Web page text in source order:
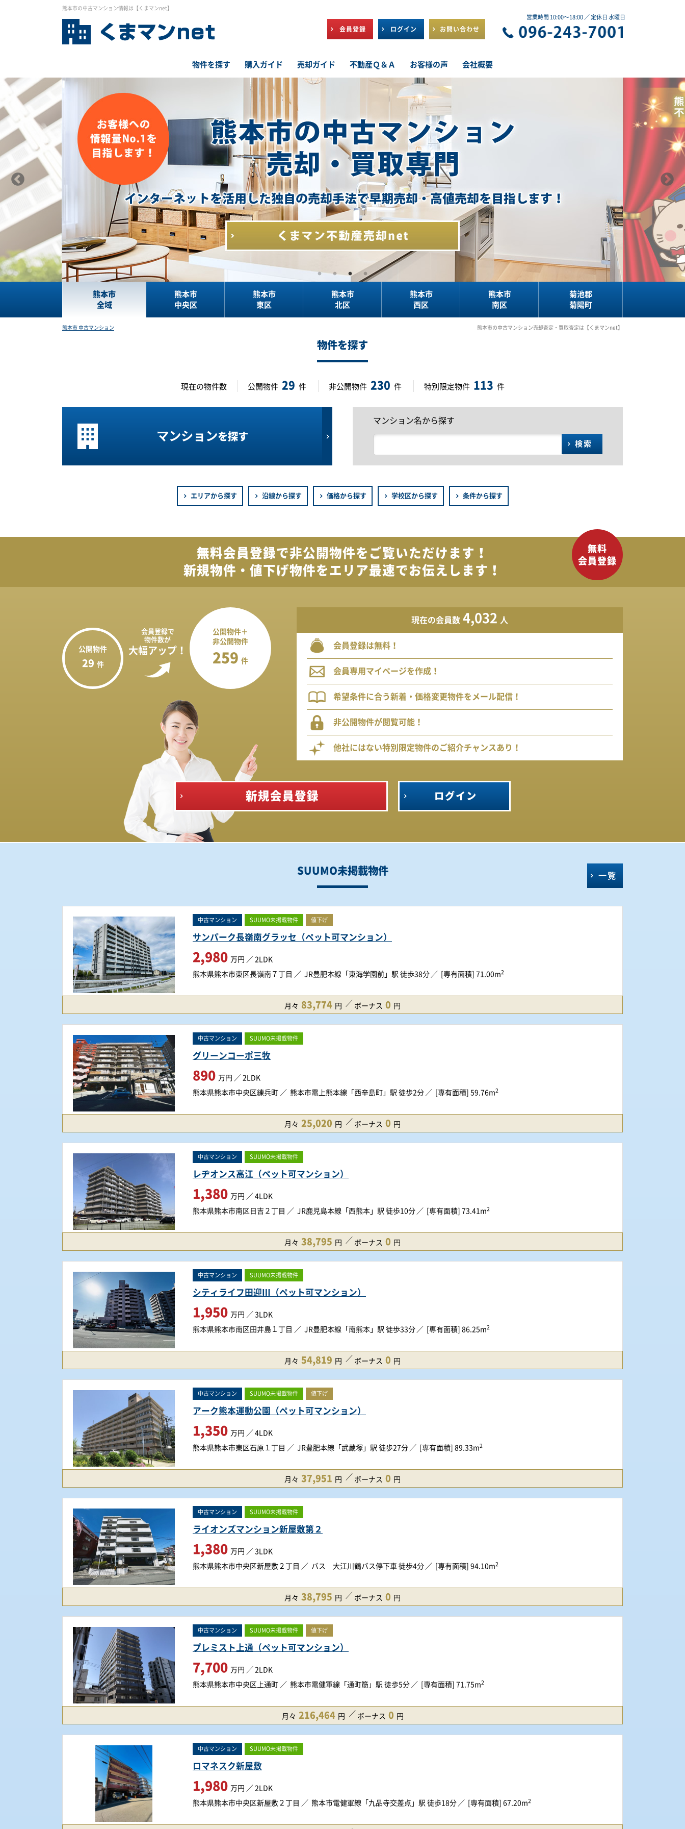
熊本市の中古マンション情報は【くまマンnet】
会員登録 ログイン お問い合わせ
営業時間 10:00～18:00 ／ 定休日 水曜日
物件を探す 購入ガイド 売却ガイド 不動産Ｑ＆Ａ お客様の声 会社概要
熊本市
全域
熊本市
中央区
熊本市
東区
熊本市
北区
熊本市
西区
熊本市
南区
菊池郡
菊陽町
熊本市 中古マンション 熊本市の中古マンション売却査定・買取査定は【くまマンnet】
物件を探す
現在の物件数 公開物件 29 件 非公開物件 230 件 特別限定物件 113 件
マンションを探す
マンション名から探す
検索
エリアから探す 沿線から探す 価格から探す 学校区から探す 条件から探す
無料会員登録で非公開物件を ご覧いただけます！
新規物件・値下げ物件をエリア最速でお伝えします！
会員登録で
物件数が
大幅アップ！
公開物件
29 件
公開物件＋
非公開物件
259 件
現在の会員数 4,032 人
会員登録は無料！
会員専用マイページを作成！
希望条件に合う新着・価格変更物件をメール配信！
非公開物件が閲覧可能！
他社にはない特別限定物件のご紹介チャンスあり！
新規会員登録 ログイン
SUUMO未掲載物件 一覧
中古マンション SUUMO未掲載物件 値下げ
サンパーク長嶺南グラッセ（ペット可マンション）
2,980 万円 ／ 2LDK
熊本県熊本市東区長嶺南７丁目 JR豊肥本線「東海学園前」駅 徒歩38分 [専有面積] 71.00m2
月々 83,774 円 ボーナス 0 円
中古マンション SUUMO未掲載物件
グリーンコーポ三牧
890 万円 ／ 2LDK
熊本県熊本市中央区練兵町 熊本市電上熊本線「西辛島町」駅 徒歩2分 [専有面積] 59.76m2
月々 25,020 円 ボーナス 0 円
中古マンション SUUMO未掲載物件
レヂオンス高江（ペット可マンション）
1,380 万円 ／ 4LDK
熊本県熊本市南区日吉２丁目 JR鹿児島本線「西熊本」駅 徒歩10分 [専有面積] 73.41m2
月々 38,795 円 ボーナス 0 円
中古マンション SUUMO未掲載物件
シティライフ田迎Ⅲ（ペット可マンション）
1,950 万円 ／ 3LDK
熊本県熊本市南区田井島１丁目 JR豊肥本線「南熊本」駅 徒歩33分 [専有面積] 86.25m2
月々 54,819 円 ボーナス 0 円
中古マンション SUUMO未掲載物件 値下げ
アーク熊本運動公園（ペット可マンション）
1,350 万円 ／ 4LDK
熊本県熊本市東区石原１丁目 JR豊肥本線「武蔵塚」駅 徒歩27分 [専有面積] 89.33m2
月々 37,951 円 ボーナス 0 円
中古マンション SUUMO未掲載物件
ライオンズマンション新屋敷第２
1,380 万円 ／ 3LDK
熊本県熊本市中央区新屋敷２丁目 バス 大江川鶴バス停下車 徒歩4分 [専有面積] 94.10m2
月々 38,795 円 ボーナス 0 円
中古マンション SUUMO未掲載物件 値下げ
プレミスト上通（ペット可マンション）
7,700 万円 ／ 2LDK
熊本県熊本市中央区上通町 熊本市電健軍線「通町筋」駅 徒歩5分 [専有面積] 71.75m2
月々 216,464 円 ボーナス 0 円
中古マンション SUUMO未掲載物件
ロマネスク新屋敷
1,980 万円 ／ 2LDK
熊本県熊本市中央区新屋敷２丁目 熊本市電健軍線「九品寺交差点」駅 徒歩18分 [専有面積] 67.20m2